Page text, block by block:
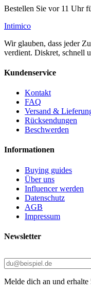
Bestellen Sie vor 11 Uhr
Intimico
Wir glauben, dass jeder
verdient. Diskret, schnell
Kundenservice
Kontakt
FAQ
Versand &
Rücksendungen
Beschwerden
Informationen
Buying guides
Über uns
Influencer werden
Datenschutz
AGB
Impressum
Newsletter
Melde dich an und